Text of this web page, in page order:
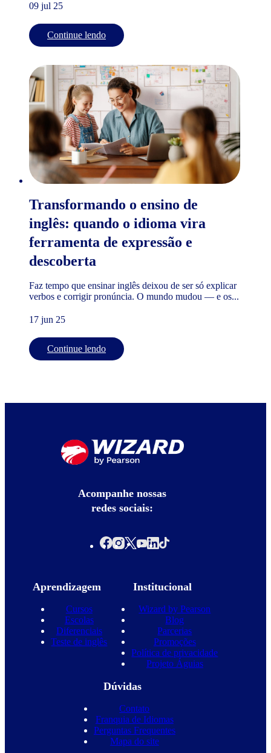
09 jul 25
Continue lendo
Transformando o ensino de
inglês: quando o idioma vira
ferramenta de expressão e
descoberta
Faz tempo que ensinar inglês deixou de ser só explicar
verbos e corrigir pronúncia. O mundo mudou — e os...
17 jun 25
Continue lendo
Acompanhe nossas
redes sociais:
Aprendizagem
Cursos
Escolas
Diferenciais
Teste de inglês
Institucional
Wizard by Pearson
Blog
Parcerias
Promoções
Política de privacidade
Projeto Águias
Dúvidas
Contato
Franquia de Idiomas
Perguntas Frequentes
Mapa do site